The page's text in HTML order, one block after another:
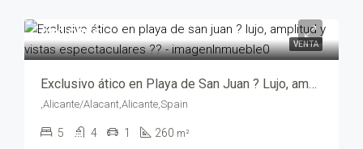
VENTA
950,000€
Exclusivo ático en Playa de San Juan ? Lujo, amplitud y vistas espectaculares ?? – mv205035-2469
,Alicante/Alacant,Alicante,Spain
5 4 1 260 m²